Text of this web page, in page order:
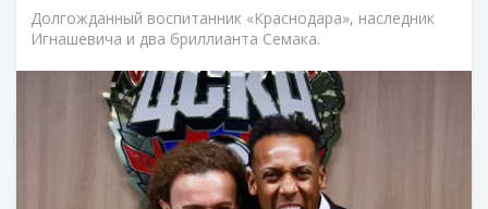
Долгожданный воспитанник «Краснодара», наследник
Игнашевича и два бриллианта Семака.